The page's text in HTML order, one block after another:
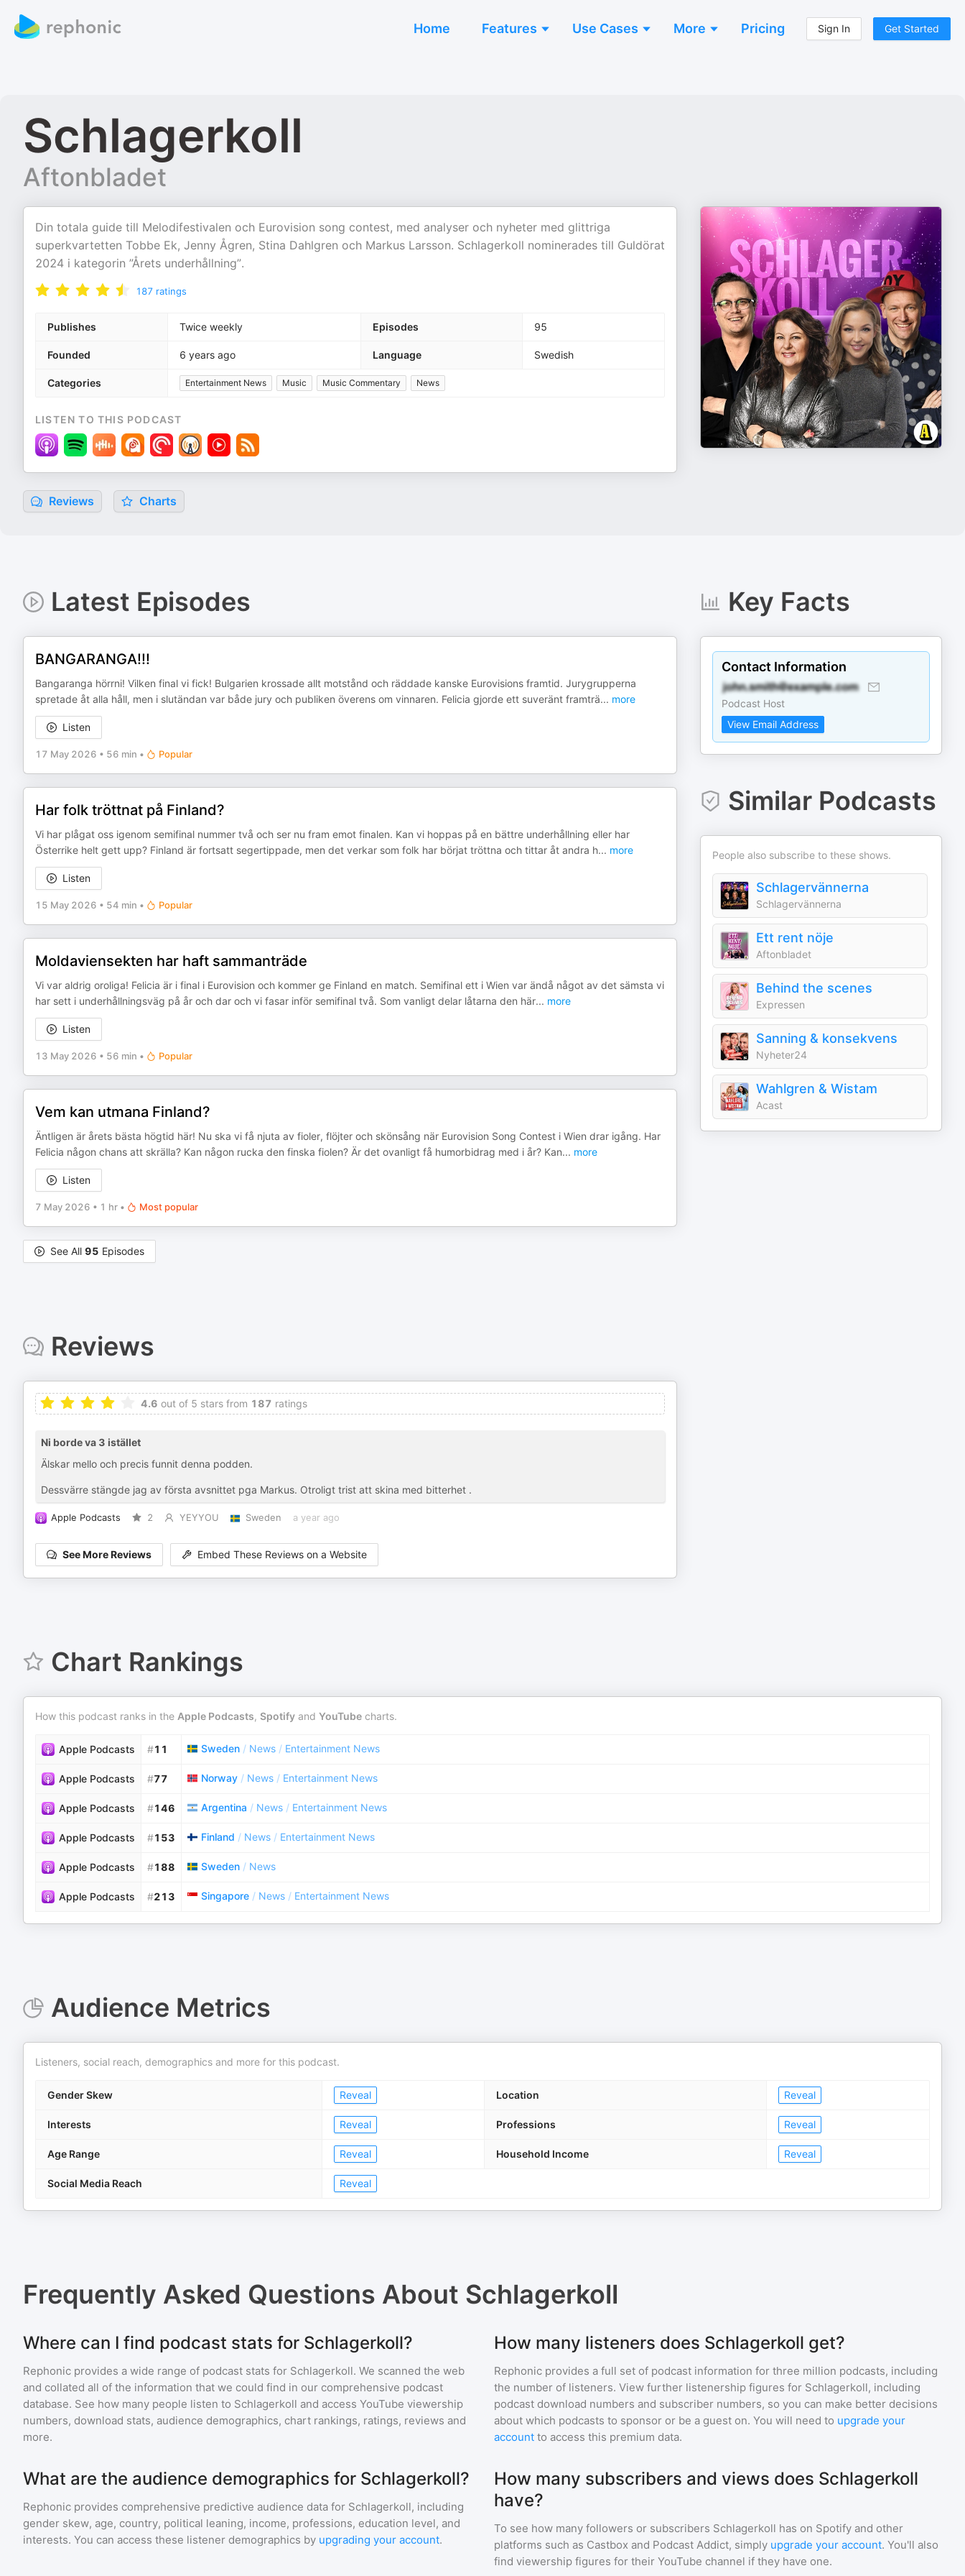
Home Features Use Cases More Pricing Sign In Get Started
Schlagerkoll
Aftonbladet
Din totala guide till Melodifestivalen och Eurovision song contest, med analyser och nyheter med glittriga
superkvartetten Tobbe Ek, Jenny Ågren, Stina Dahlgren och Markus Larsson. Schlagerkoll nominerades till Guldörat
2024 i kategorin ”Årets underhållning”.
187 ratings
Publishes Twice weekly Episodes 95
Founded 6 years ago Language Swedish
Categories Entertainment News Music Music Commentary News
LISTEN TO THIS PODCAST
Reviews Charts
Latest Episodes
BANGARANGA!!!
Bangaranga hörrni! Vilken final vi fick! Bulgarien krossade allt motstånd och räddade kanske Eurovisions framtid. Jurygrupperna
spretade åt alla håll, men i slutändan var både jury och publiken överens om vinnaren. Felicia gjorde ett suveränt framträ... more
Listen
17 May 2026 • 56 min • Popular
Har folk tröttnat på Finland?
Vi har plågat oss igenom semifinal nummer två och ser nu fram emot finalen. Kan vi hoppas på en bättre underhållning eller har
Österrike helt gett upp? Finland är fortsatt segertippade, men det verkar som folk har börjat tröttna och tittar åt andra h... more
Listen
15 May 2026 • 54 min • Popular
Moldaviensekten har haft sammanträde
Vi var aldrig oroliga! Felicia är i final i Eurovision och kommer ge Finland en match. Semifinal ett i Wien var ändå något av det sämsta vi
har sett i underhållningsväg på år och dar och vi fasar inför semifinal två. Som vanligt delar låtarna den här... more
Listen
13 May 2026 • 56 min • Popular
Vem kan utmana Finland?
Äntligen är årets bästa högtid här! Nu ska vi få njuta av fioler, flöjter och skönsång när Eurovision Song Contest i Wien drar igång. Har
Felicia någon chans att skrälla? Kan någon rucka den finska fiolen? Är det ovanligt få humorbidrag med i år? Kan... more
Listen
7 May 2026 • 1 hr • Most popular
See All 95 Episodes
Key Facts
Contact Information
Podcast Host
View Email Address
Similar Podcasts
People also subscribe to these shows.
Schlagervännerna
Schlagervännerna
Ett rent nöje
Aftonbladet
Behind the scenes
Expressen
Sanning & konsekvens
Nyheter24
Wahlgren & Wistam
Acast
Reviews
4.6 out of 5 stars from 187 ratings
Ni borde va 3 istället
Älskar mello och precis funnit denna podden.
Dessvärre stängde jag av första avsnittet pga Markus. Otroligt trist att skina med bitterhet .
Apple Podcasts 2 YEYYOU Sweden a year ago
See More Reviews Embed These Reviews on a Website
Chart Rankings
How this podcast ranks in the Apple Podcasts, Spotify and YouTube charts.
Apple Podcasts #11 Sweden / News / Entertainment News
Apple Podcasts #77 Norway / News / Entertainment News
Apple Podcasts #146 Argentina / News / Entertainment News
Apple Podcasts #153 Finland / News / Entertainment News
Apple Podcasts #188 Sweden / News
Apple Podcasts #213 Singapore / News / Entertainment News
Audience Metrics
Listeners, social reach, demographics and more for this podcast.
Gender Skew Reveal Location Reveal
Interests Reveal Professions Reveal
Age Range Reveal Household Income Reveal
Social Media Reach Reveal
Frequently Asked Questions About Schlagerkoll
Where can I find podcast stats for Schlagerkoll?
Rephonic provides a wide range of podcast stats for Schlagerkoll. We scanned the web
and collated all of the information that we could find in our comprehensive podcast
database. See how many people listen to Schlagerkoll and access YouTube viewership
numbers, download stats, audience demographics, chart rankings, ratings, reviews and
more.
How many listeners does Schlagerkoll get?
Rephonic provides a full set of podcast information for three million podcasts, including
the number of listeners. View further listenership figures for Schlagerkoll, including
podcast download numbers and subscriber numbers, so you can make better decisions
about which podcasts to sponsor or be a guest on. You will need to upgrade your
account to access this premium data.
What are the audience demographics for Schlagerkoll?
Rephonic provides comprehensive predictive audience data for Schlagerkoll, including
gender skew, age, country, political leaning, income, professions, education level, and
interests. You can access these listener demographics by upgrading your account.
How many subscribers and views does Schlagerkoll
have?
To see how many followers or subscribers Schlagerkoll has on Spotify and other
platforms such as Castbox and Podcast Addict, simply upgrade your account. You'll also
find viewership figures for their YouTube channel if they have one.